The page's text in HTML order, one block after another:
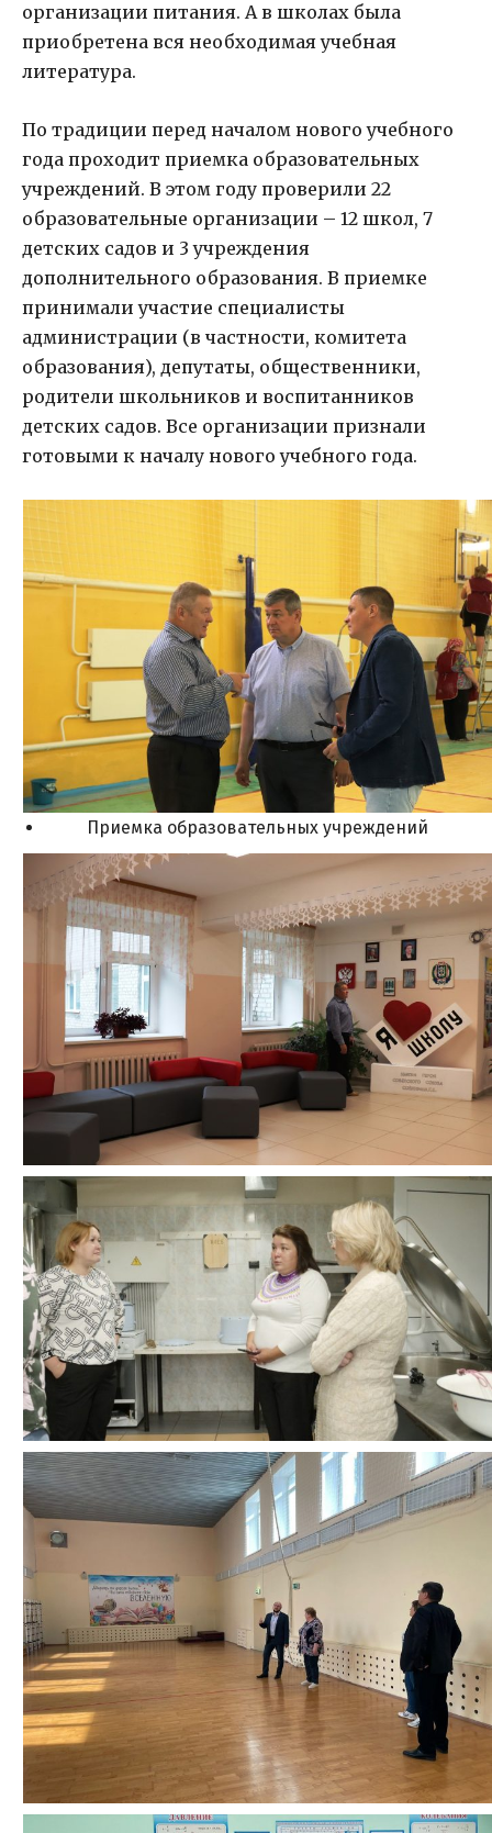
организации питания. А в школах была
приобретена вся необходимая учебная
литература.
По традиции перед началом нового учебного
года проходит приемка образовательных
учреждений. В этом году проверили 22
образовательные организации – 12 школ, 7
детских садов и 3 учреждения
дополнительного образования. В приемке
принимали участие специалисты
администрации (в частности, комитета
образования), депутаты, общественники,
родители школьников и воспитанников
детских садов. Все организации признали
готовыми к началу нового учебного года.
Приемка образовательных учреждений